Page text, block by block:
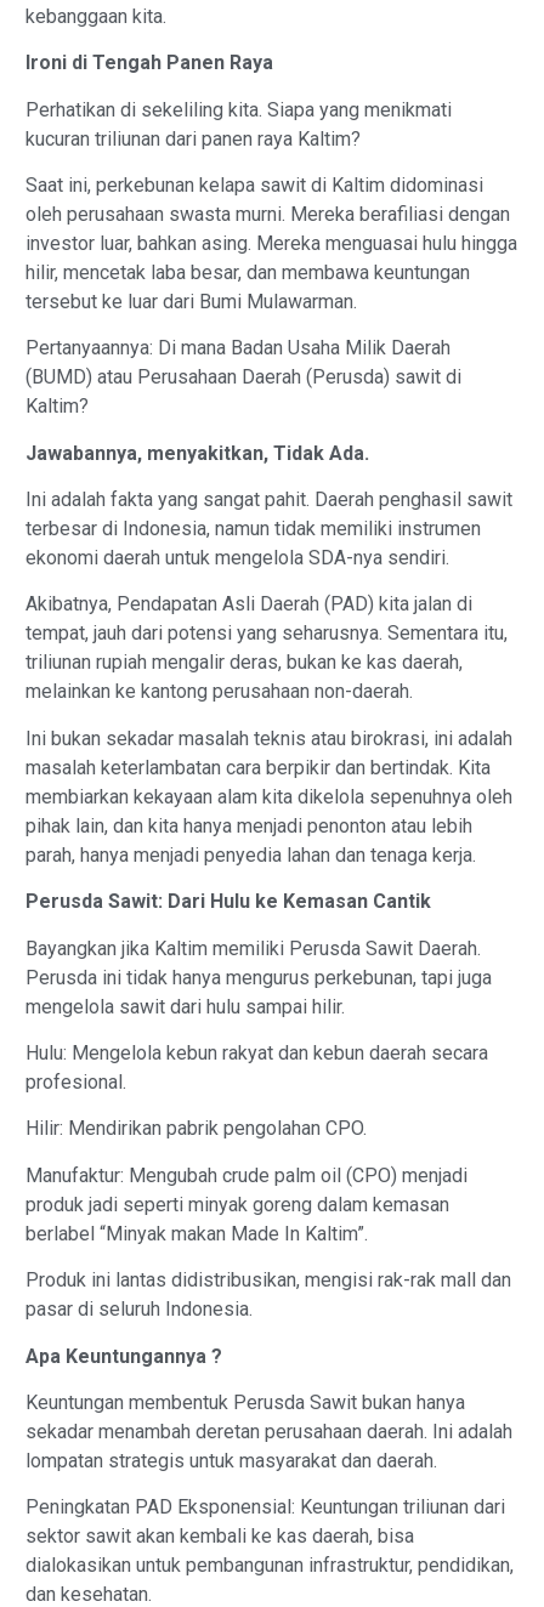
kebanggaan kita.
Ironi di Tengah Panen Raya
Perhatikan di sekeliling kita. Siapa yang menikmati
kucuran triliunan dari panen raya Kaltim?
Saat ini, perkebunan kelapa sawit di Kaltim didominasi
oleh perusahaan swasta murni. Mereka berafiliasi dengan
investor luar, bahkan asing. Mereka menguasai hulu hingga
hilir, mencetak laba besar, dan membawa keuntungan
tersebut ke luar dari Bumi Mulawarman.
Pertanyaannya: Di mana Badan Usaha Milik Daerah
(BUMD) atau Perusahaan Daerah (Perusda) sawit di
Kaltim?
Jawabannya, menyakitkan, Tidak Ada.
Ini adalah fakta yang sangat pahit. Daerah penghasil sawit
terbesar di Indonesia, namun tidak memiliki instrumen
ekonomi daerah untuk mengelola SDA-nya sendiri.
Akibatnya, Pendapatan Asli Daerah (PAD) kita jalan di
tempat, jauh dari potensi yang seharusnya. Sementara itu,
triliunan rupiah mengalir deras, bukan ke kas daerah,
melainkan ke kantong perusahaan non-daerah.
Ini bukan sekadar masalah teknis atau birokrasi, ini adalah
masalah keterlambatan cara berpikir dan bertindak. Kita
membiarkan kekayaan alam kita dikelola sepenuhnya oleh
pihak lain, dan kita hanya menjadi penonton atau lebih
parah, hanya menjadi penyedia lahan dan tenaga kerja.
Perusda Sawit: Dari Hulu ke Kemasan Cantik
Bayangkan jika Kaltim memiliki Perusda Sawit Daerah.
Perusda ini tidak hanya mengurus perkebunan, tapi juga
mengelola sawit dari hulu sampai hilir.
Hulu: Mengelola kebun rakyat dan kebun daerah secara
profesional.
Hilir: Mendirikan pabrik pengolahan CPO.
Manufaktur: Mengubah crude palm oil (CPO) menjadi
produk jadi seperti minyak goreng dalam kemasan
berlabel “Minyak makan Made In Kaltim”.
Produk ini lantas didistribusikan, mengisi rak-rak mall dan
pasar di seluruh Indonesia.
Apa Keuntungannya ?
Keuntungan membentuk Perusda Sawit bukan hanya
sekadar menambah deretan perusahaan daerah. Ini adalah
lompatan strategis untuk masyarakat dan daerah.
Peningkatan PAD Eksponensial: Keuntungan triliunan dari
sektor sawit akan kembali ke kas daerah, bisa
dialokasikan untuk pembangunan infrastruktur, pendidikan,
dan kesehatan.